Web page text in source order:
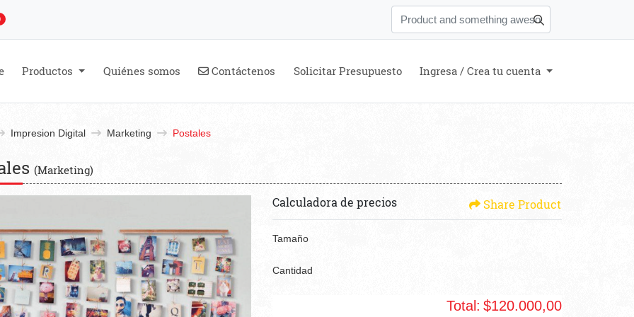
Productos Quiénes somos Contáctenos
Contáctenos Solicitar Presupuesto Ingresa / Crea tu cuenta
Impresion Digital Marketing Postales
(Marketing)
Calculadora de precios Share Product
Tamaño
Cantidad
Total: $120.000,00